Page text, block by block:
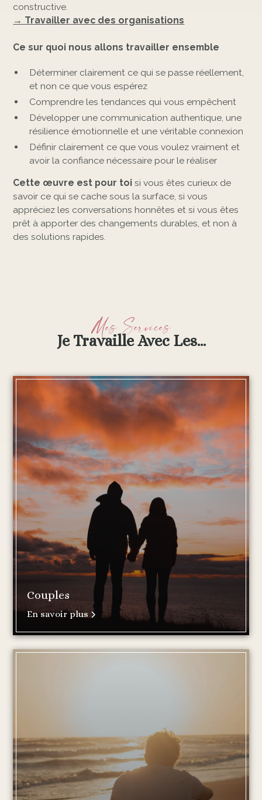
constructive.
→ Travailler avec des organisations
Ce sur quoi nous allons travailler ensemble
Déterminer clairement ce qui se passe réellement,
et non ce que vous espérez
Comprendre les tendances qui vous empêchent
Développer une communication authentique, une
résilience émotionnelle et une véritable connexion
Définir clairement ce que vous voulez vraiment et
avoir la confiance nécessaire pour le réaliser
Cette œuvre est pour toi si vous êtes curieux de
savoir ce qui se cache sous la surface, si vous
appréciez les conversations honnêtes et si vous êtes
prêt à apporter des changements durables, et non à
des solutions rapides.
Mes Services
Je Travaille Avec Les...
Couples
En savoir plus